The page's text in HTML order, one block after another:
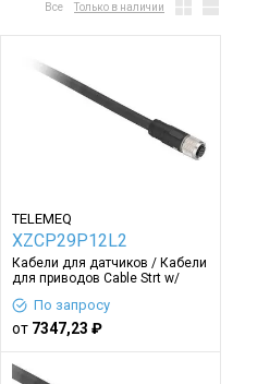
Все Только в наличии
TELEMEQ
XZCP29P12L2
Кабели для датчиков / Кабели
для приводов Cable Strt w/
По запросу
от7347,23 ₽